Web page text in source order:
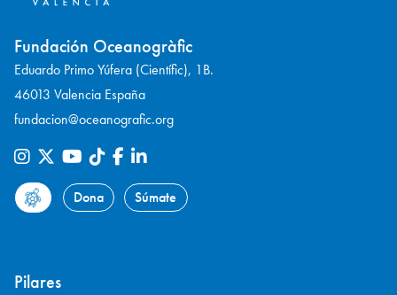
Fundación Oceanogràfic
Eduardo Primo Yúfera (Científic), 1B.
46013 Valencia España
fundacion@oceanografic.org
Dona Súmate
Pilares